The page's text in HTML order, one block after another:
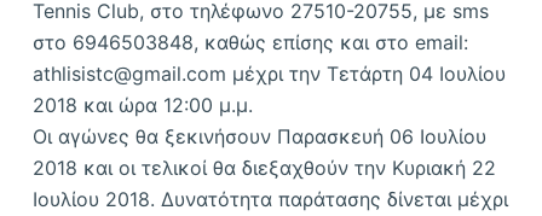
Tennis Club, στο τηλέφωνο 27510-20755, με sms
στο 6946503848, καθώς επίσης και στο email:
athlisistc@gmail.com μέχρι την Τετάρτη 04 Ιουλίου
2018 και ώρα 12:00 μ.μ.
Οι αγώνες θα ξεκινήσουν Παρασκευή 06 Ιουλίου
2018 και οι τελικοί θα διεξαχθούν την Κυριακή 22
Ιουλίου 2018. Δυνατότητα παράτασης δίνεται μέχρι